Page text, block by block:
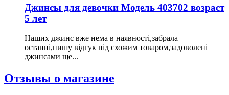
Джинсы для девочки Модель 403702 возраст
5 лет
Наших джинс вже нема в наявності,забрала
останні,пишу відгук під схожим товаром,задоволені
джинсами ще...
Отзывы о магазине